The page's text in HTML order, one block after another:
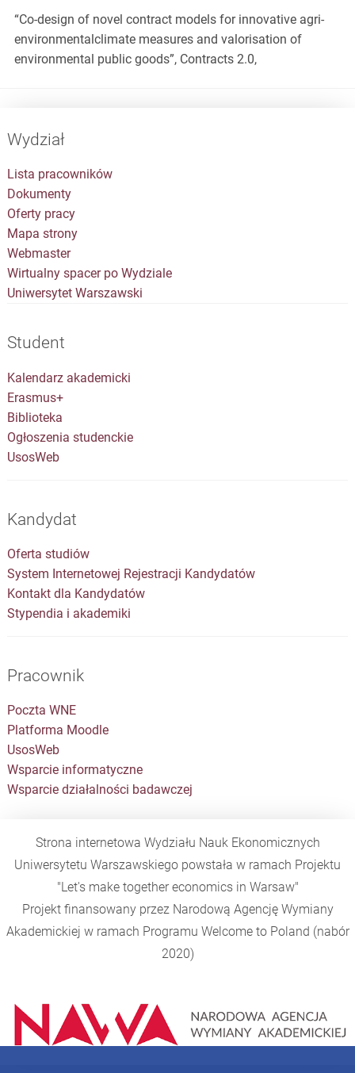
“Co-design of novel contract models for innovative agri-
environmentalclimate measures and valorisation of
environmental public goods”, Contracts 2.0,
Wydział
Lista pracowników
Dokumenty
Oferty pracy
Mapa strony
Webmaster
Wirtualny spacer po Wydziale
Uniwersytet Warszawski
Student
Kalendarz akademicki
Erasmus+
Biblioteka
Ogłoszenia studenckie
UsosWeb
Kandydat
Oferta studiów
System Internetowej Rejestracji Kandydatów
Kontakt dla Kandydatów
Stypendia i akademiki
Pracownik
Poczta WNE
Platforma Moodle
UsosWeb
Wsparcie informatyczne
Wsparcie działalności badawczej
Strona internetowa Wydziału Nauk Ekonomicznych
Uniwersytetu Warszawskiego powstała w ramach Projektu
"Let's make together economics in Warsaw"
Projekt finansowany przez Narodową Agencję Wymiany
Akademickiej w ramach Programu Welcome to Poland (nabór
2020)